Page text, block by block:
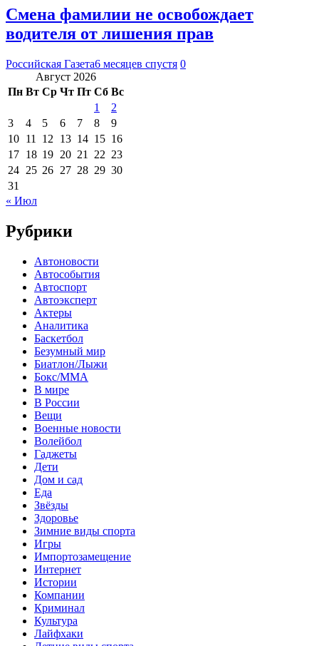
Смена фамилии не освобождает
водителя от лишения прав
Российская Газета6 месяцев спустя 0
Август 2026
Пн Вт Ср Чт Пт Сб Вс
1
2
3
4 5 6 7 8
9
10 11 12 13 14 15 16
17 18 19 20 21 22 23
24 25 26 27 28 29 30
31
« Июл
Рубрики
Автоновости
Автособытия
Автоспорт
Автоэксперт
Актеры
Аналитика
Баскетбол
Безумный мир
Биатлон/Лыжи
Бокс/MMA
В мире
В России
Вещи
Военные новости
Волейбол
Гаджеты
Дети
Дом и сад
Еда
Звёзды
Здоровье
Зимние виды спорта
Игры
Импортозамещение
Интернет
Истории
Компании
Криминал
Культура
Лайфхаки